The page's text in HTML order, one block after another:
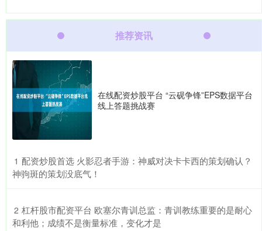
推荐资讯
在线配资炒股平台 “云砚争锋”EPS数据平台
线上答题挑战赛
1 ​配资炒股首选 火影忍者手游：神威对决卡卡西的策划确认？
神驹斑的策划没底气！
2 ​杠杆股市配资平台 欧塞尔青训总监：青训教练重要的是耐心
和利他；成绩不是衡量标准，变化才是